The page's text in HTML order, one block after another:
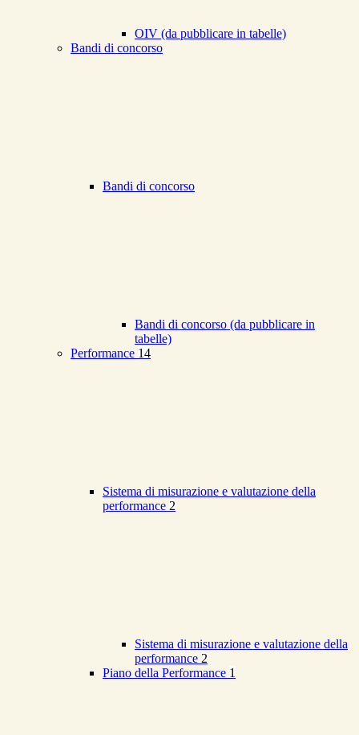
OIV (da pubblicare in tabelle)
Bandi di concorso
Bandi di concorso
Bandi di concorso (da pubblicare in
tabelle)
Performance 14
Sistema di misurazione e valutazione della
performance 2
Sistema di misurazione e valutazione della
performance 2
Piano della Performance 1